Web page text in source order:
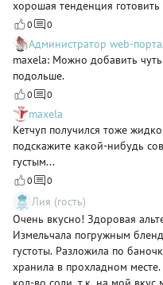
хорошая тенденция
0 0
Администратор web-
maxela: Можно добавить
подольше.
0 0
maxela
Кетчуп получился тоже
подскажите какой-нибудь
густым...
0 0
Лия (гость)
Очень вкусно! Здоровая
Измельчала погружным
густоты. Разложила по
хранила в прохладном